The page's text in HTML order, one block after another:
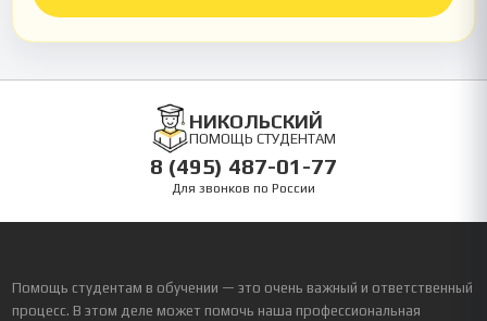
НИКОЛЬСКИЙ
ПОМОЩЬ СТУДЕНТАМ
8 (495) 487-01-77
Для звонков по России
Помощь студентам в обучении — это очень важный и ответственный
процесс. В этом деле может помочь наша профессиональная